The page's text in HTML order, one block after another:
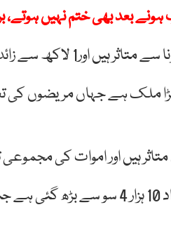
بعد بھی ختم نہیں ہوتے،